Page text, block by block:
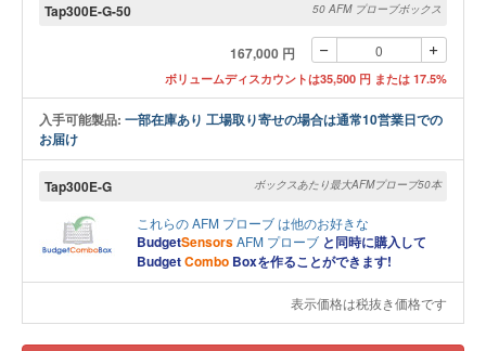
Tap300E-G-50
50 AFM プローブボックス
167,000 円
ボリュームディスカウントは35,500 円 または 17.5%
入手可能製品: 一部在庫あり 工場取り寄せの場合は通常10営業日での
お届け
Tap300E-G ボックスあたり最大AFMプローブ50本
これらのAFM プローブは他のお好きな
BudgetSensorsAFM プローブ と同時に購入して
BudgetCombo Boxを作ることができます!
表示価格は税抜き価格です